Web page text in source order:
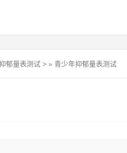
郁量表测试 > » 青少年抑郁量表测试